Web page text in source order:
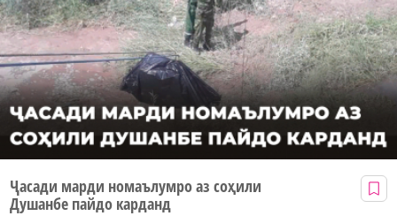
Ҷасади марди номаълумро аз соҳили
Душанбе пайдо карданд